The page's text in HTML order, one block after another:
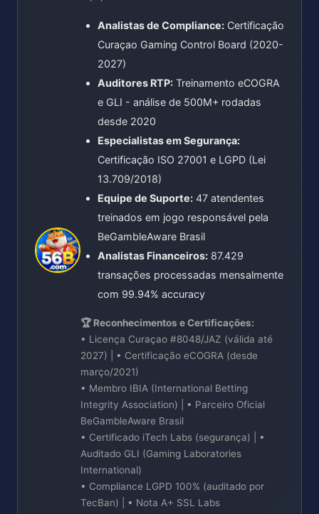
Analistas de Compliance: Certificação
Curaçao Gaming Control Board (2020-
2027)
Auditores RTP: Treinamento eCOGRA
e GLI - análise de 500M+ rodadas
desde 2020
Especialistas em Segurança:
Certificação ISO 27001 e LGPD (Lei
13.709/2018)
Equipe de Suporte: 47 atendentes
treinados em jogo responsável pela
BeGambleAware Brasil
Analistas Financeiros: 87.429
transações processadas mensalmente
com 99.94% accuracy
🏆 Reconhecimentos e Certificações:
• Licença Curaçao #8048/JAZ (válida até
2027) | • Certificação eCOGRA (desde
março/2021)
• Membro IBIA (International Betting
Integrity Association) | • Parceiro Oficial
BeGambleAware Brasil
• Certificado iTech Labs (segurança) | •
Auditado GLI (Gaming Laboratories
International)
• Compliance LGPD 100% (auditado por
TecBan) | • Nota A+ SSL Labs